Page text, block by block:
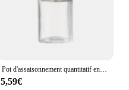
Pot d'assaisonnement quantitatif en verre de 180ml, bouteille de contrôle du sel de Type presse, boîte d'assaisonnement domestique de cuisine, pot de sel scellé
5,59€